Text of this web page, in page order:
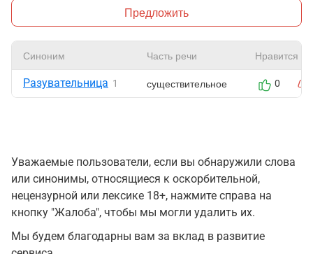
Предложить
Синоним Часть речи Нравится
Разувательница 1 существительное 0
Уважаемые пользователи, если вы обнаружили слова
или синонимы, относящиеся к оскорбительной,
нецензурной или лексике 18+, нажмите справа на
кнопку "Жалоба", чтобы мы могли удалить их.
Мы будем благодарны вам за вклад в развитие